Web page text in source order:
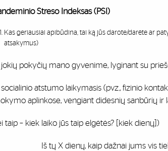
Streso Indeksas (PSI)
Kas geriausiai apibūdina, tai ką jūs darote/darėte ar
atsakymus)
jokių pokyčių mano gyvenime, lyginant su
socialinio atstumo laikymasis (pvz., fizinio
aplinkose, vengiant didesnių sanbūrių
taip – kiek laiko jūs taip elgėtės? [kiek dienų])
tų X dienų, kaip dažnai jums vis tiek